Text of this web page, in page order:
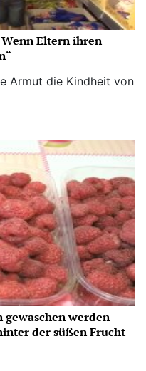
Eltern ihren
Armut die Kindheit von
werden
der süßen Frucht